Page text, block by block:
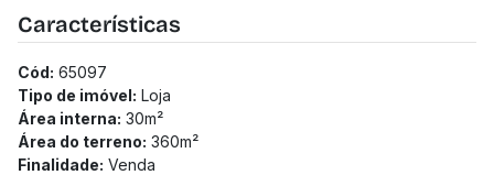
Características
Cód: 65097
Tipo de imóvel: Loja
Área interna: 30m²
Área do terreno: 360m²
Finalidade: Venda